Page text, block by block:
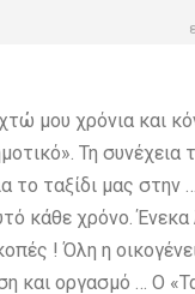
μου χρόνια και
Τη συνέχεια
το ταξίδι μας στην
κάθε χρόνο. Ένεκα
! Όλη η
και οργασμό … Ο